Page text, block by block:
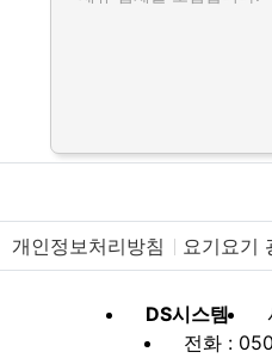
개인정보처리방침 요기요기
DS시스템
전화 :